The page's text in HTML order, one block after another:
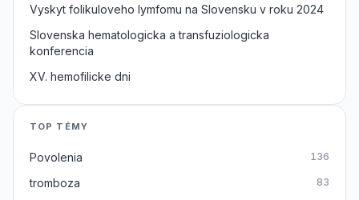
Vyskyt folikuloveho lymfomu na Slovensku v roku 2024
Slovenska hematologicka a transfuziologicka
konferencia
XV. hemofilicke dni
TOP TÉMY
Povolenia 136
tromboza 83